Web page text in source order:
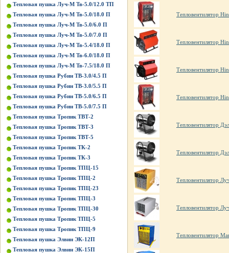
Тепловая пушка Луч-М Тв-5.0/12.0 ТП
Тепловая пушка Луч-М Тв-5.0/18.0 П
Тепловая пушка Луч-М Тв-5.0/6.0 П
Тепловая пушка Луч-М Тв-5.0/7.0 П
Тепловая пушка Луч-М Тв-5.4/18.0 П
Тепловая пушка Луч-М Тв-6.0/18.0 П
Тепловая пушка Луч-М Тв-7.5/18.0 П
Тепловая пушка Рубин ТВ-3.0/4.5 П
Тепловая пушка Рубин ТВ-3.0/5.5 П
Тепловая пушка Рубин ТВ-5.0/6.5 П
Тепловая пушка Рубин ТВ-5.0/7.5 П
Тепловая пушка Тропик ТВТ-2
Тепловая пушка Тропик ТВТ-3
Тепловая пушка Тропик ТВТ-5
Тепловая пушка Тропик ТК-2
Тепловая пушка Тропик ТК-3
Тепловая пушка Тропик ТПЦ-15
Тепловая пушка Тропик ТПЦ-2
Тепловая пушка Тропик ТПЦ-23
Тепловая пушка Тропик ТПЦ-3
Тепловая пушка Тропик ТПЦ-30
Тепловая пушка Тропик ТПЦ-5
Тепловая пушка Тропик ТПЦ-9
Тепловая пушка Элвин ЭК-12П
Тепловая пушка Элвин ЭК-15П
Тепловентилятор
Тепловентилятор
Тепловентилятор
Тепловентилятор
Тепловентилятор
Тепловентилятор
Тепловентилятор
Тепловентилятор
Тепловентилятор